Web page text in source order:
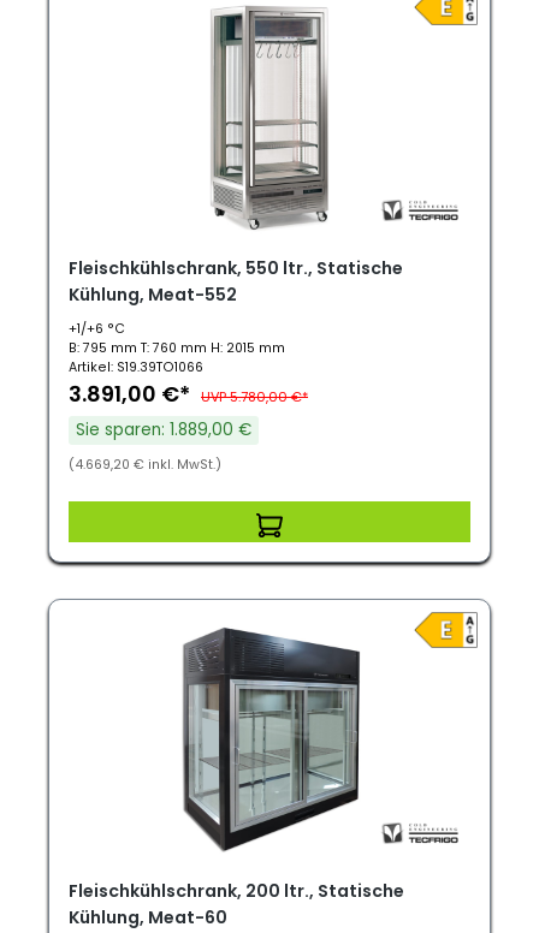
Fleischkühlschrank, 550 ltr., Statische
Kühlung, Meat-552
+1/+6 °C
B: 795 mm T: 760 mm H: 2015 mm
Artikel: S19.39TO1066
3.891,00 €* UVP 5.780,00 €*
Sie sparen: 1.889,00 €
(4.669,20 € inkl. MwSt.)
Fleischkühlschrank, 200 ltr., Statische
Kühlung, Meat-60